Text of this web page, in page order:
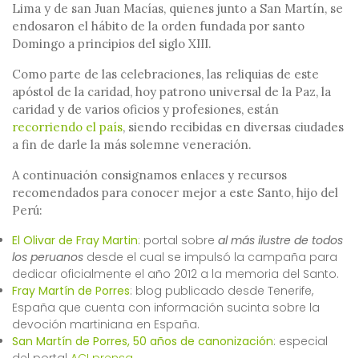
Lima y de san Juan Macías, quienes junto a San Martín, se
endosaron el hábito de la orden fundada por santo
Domingo a principios del siglo XIII.
Como parte de las celebraciones, las reliquias de este
apóstol de la caridad, hoy patrono universal de la Paz, la
caridad y de varios oficios y profesiones, están
recorriendo el país, siendo recibidas en diversas ciudades
a fin de darle la más solemne veneración.
A continuación consignamos enlaces y recursos
recomendados para conocer mejor a este Santo, hijo del
Perú:
El Olivar de Fray Martin: portal sobre al más ilustre de todos
los peruanos desde el cual se impulsó la campaña para
dedicar oficialmente el año 2012 a la memoria del Santo.
Fray Martín de Porres: blog publicado desde Tenerife,
España que cuenta con información sucinta sobre la
devoción martiniana en España.
San Martín de Porres, 50 años de canonización: especial